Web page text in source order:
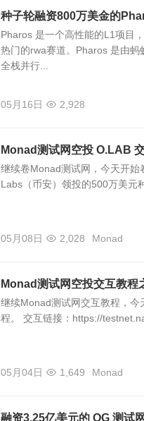
种子轮融资800万美金的
Pharos 是一个高性能的L1项目
热门的rwa赛道。Pharos 是由
全栈并行...
05月16日 2,928
Monad测试网空投 O.LAB
继续卷Monad测试网，今天开
Labs（币安）领投的500万美元
05月08日 2,028 Monad
Monad测试网空投交互教程
继续Monad测试网交互教程，
程。 交互链接：https://
05月04日 1,649 Monad
融资3.25亿美元的 OG 测试